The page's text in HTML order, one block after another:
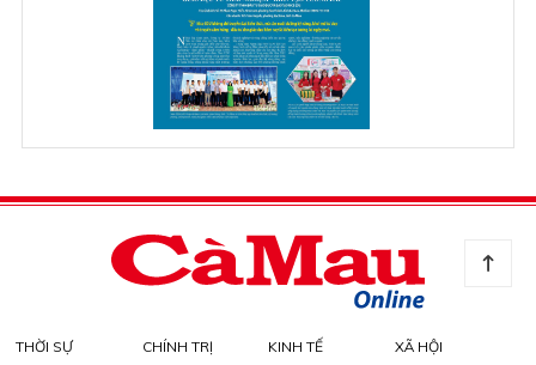
THỜI SỰ CHÍNH TRỊ KINH TẾ XÃ HỘI